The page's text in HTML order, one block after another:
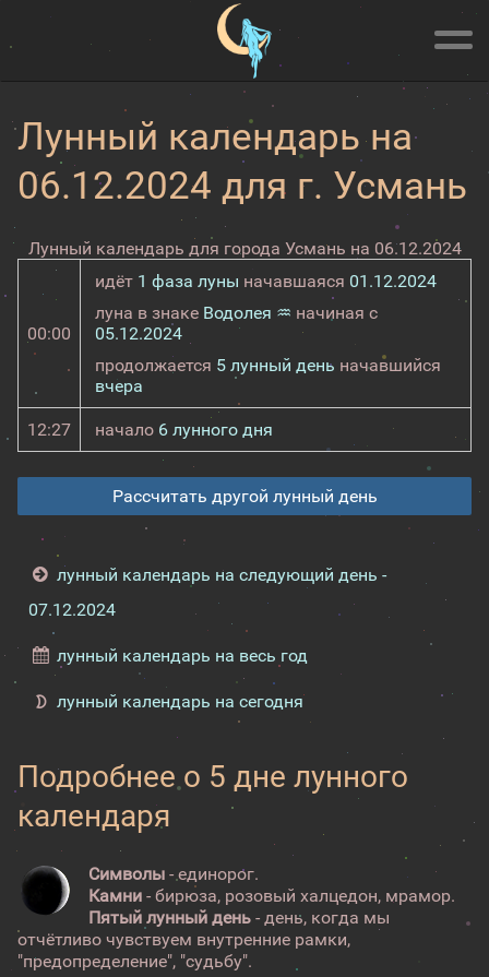
Лунный календарь на
06.12.2024 для г. Усмань
Лунный календарь для города Усмань на 06.12.2024
00:00
идёт 1 фаза луны начавшаяся 01.12.2024
луна в знаке Водолея ♒ начиная с
05.12.2024
продолжается 5 лунный день начавшийся
вчера
12:27 начало 6 лунного дня
Рассчитать другой лунный день
лунный календарь на следующий день -
07.12.2024
лунный календарь на весь год
лунный календарь на сегодня
Подробнее о 5 дне лунного
календаря
Символы - единорог.
Камни - бирюза, розовый халцедон, мрамор.
Пятый лунный день - день, когда мы
отчётливо чувствуем внутренние рамки,
"предопределение", "судьбу".